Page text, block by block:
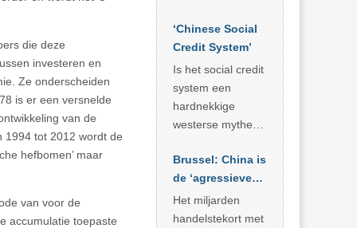
die deze
investeren en
Ze onderscheiden
is er een versnelde
van de
1994 tot 2012 wordt de
hefbomen’ maar
van voor de
accumulatie toepaste
voorbije veertig
jaar in slaagde
meer dan 800
miljoen mensen
uit de armoede
… >> lees meer
‘Chinese Social
Credit System’
Is het social credit
system een
hardnekkige
westerse mythe of
realiteit in China?
Brussel: China is
de ‘agressieve
schuldige’
Het miljarden
handelstekort met